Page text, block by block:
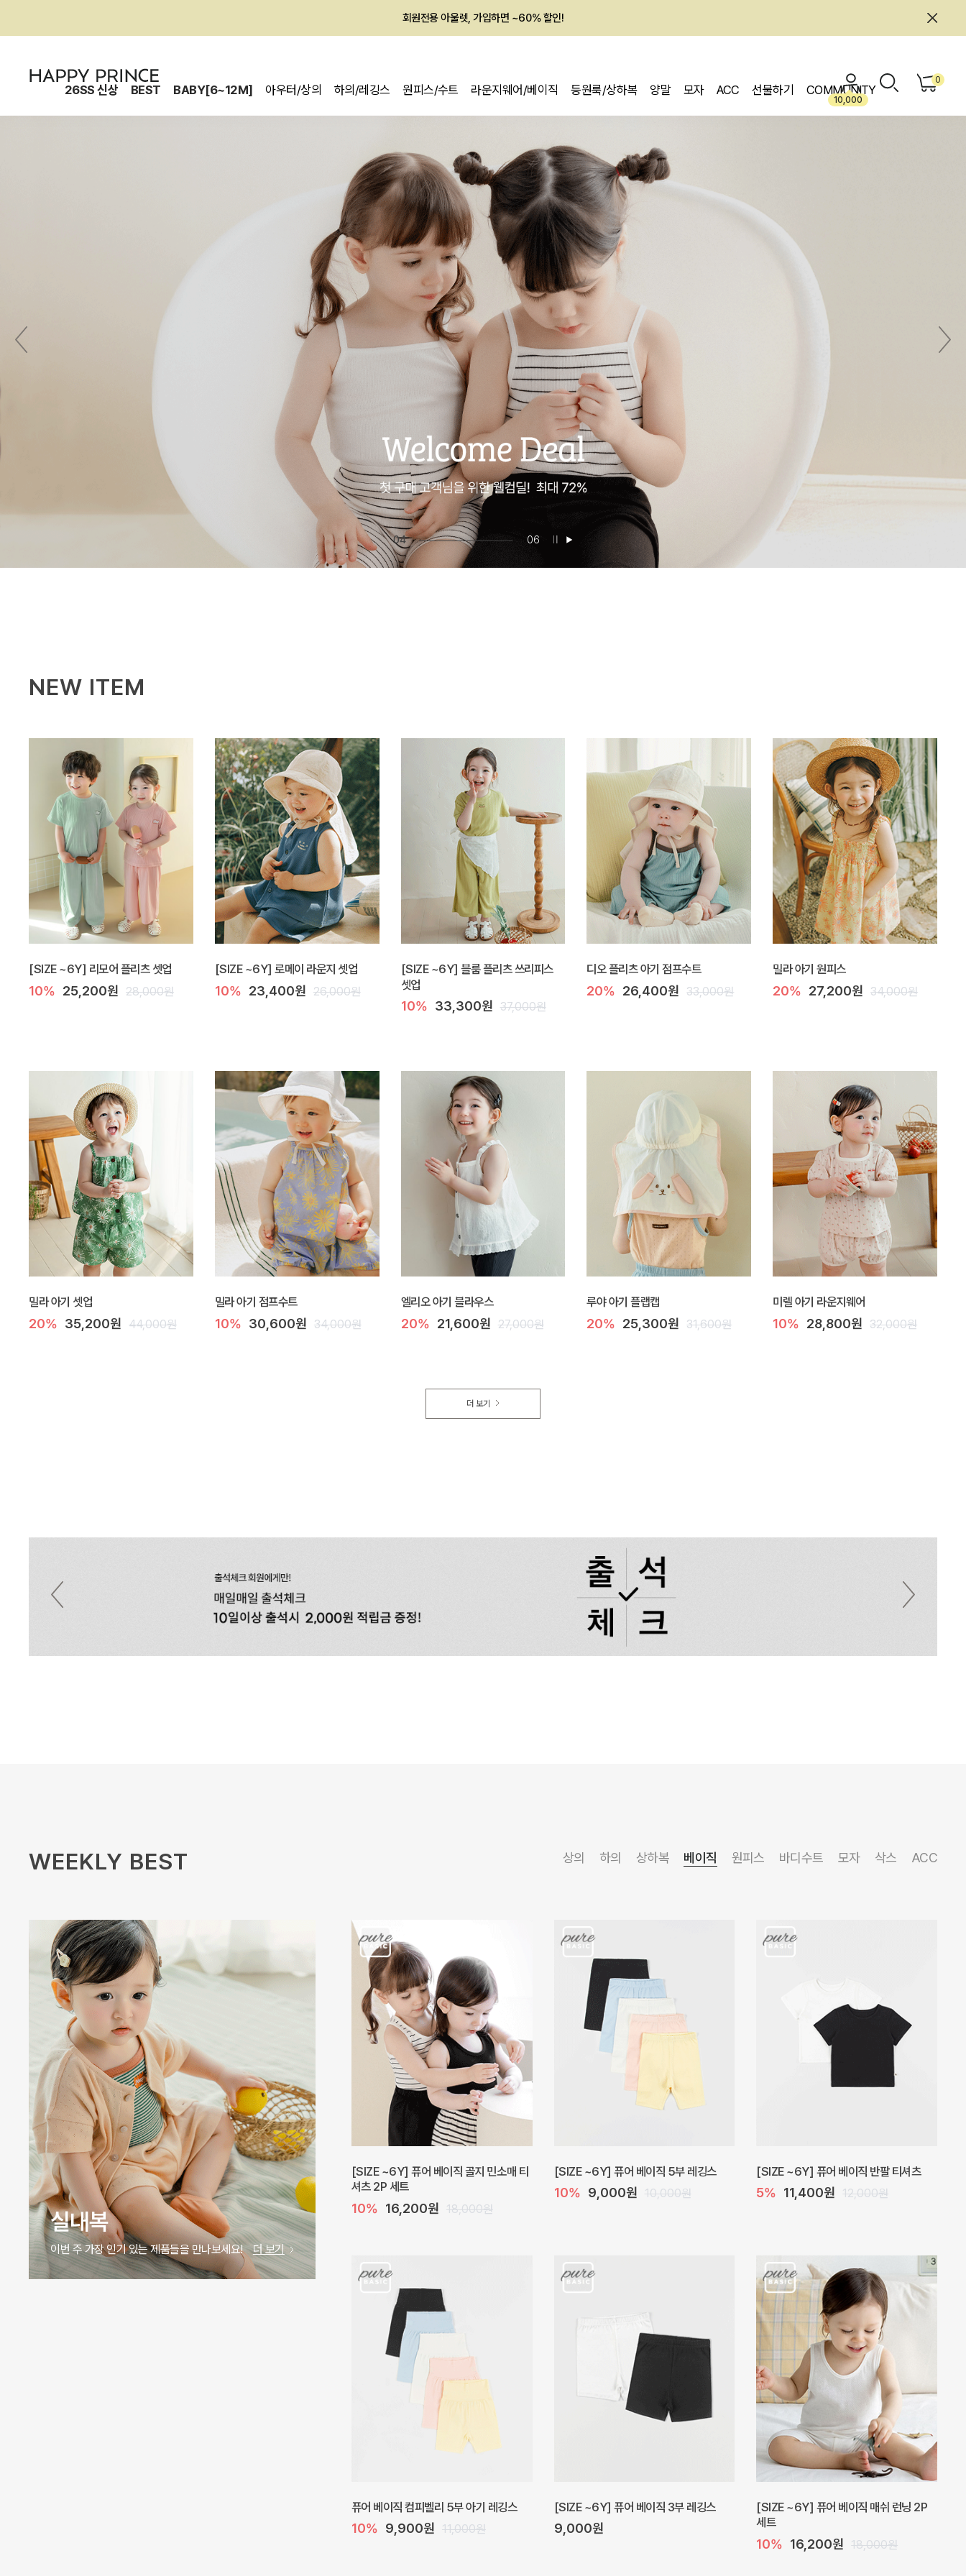
회원전용 아울렛, 가입하면 ~60% 할인!
26SS 신상 BEST BABY[6~12M] 아우터/상의 하의/레깅스 원피스/수트 라운지웨어/베이직 등원룩/상하복 양말 모자 ACC 선물하기 COMMUNITY
10,000
0
05 06
NEW ITEM
[SIZE ~6Y] 리모어 플리츠 셋업
10% 25,200원 28,000원
[SIZE ~6Y] 로메이 라운지 셋업
10% 23,400원 26,000원
[SIZE ~6Y] 블룸 플리츠 쓰리피스
셋업
10% 33,300원 37,000원
디오 플리츠 아기 점프수트
20% 26,400원 33,000원
밀라 아기 원피스
20% 27,200원 34,000원
밀라 아기 셋업
20% 35,200원 44,000원
밀라 아기 점프수트
10% 30,600원 34,000원
엘리오 아기 블라우스
20% 21,600원 27,000원
루야 아기 플랩캡
20% 25,300원 31,600원
미렐 아기 라운지웨어
10% 28,800원 32,000원
더 보기
WEEKLY BEST 상의 하의 상하복 베이직 원피스 바디수트 모자 삭스 ACC
원피스
이번 주 가장 인기 있는 제품들을 만나보세요! 더 보기
캐더린 뷔스티에 미니 아기 원피스
10% 24,300원
[SIZE ~6Y] 베르 원피스
10% 28,800원 32,000원
프로리 뷔스티에 미니 아기 원피스
20% 20,800원 26,000원
20% 29,600원 37,000원 5% 39,000원 41,000원 20% 27,200원 34,000원